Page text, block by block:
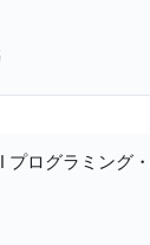
ログラミング